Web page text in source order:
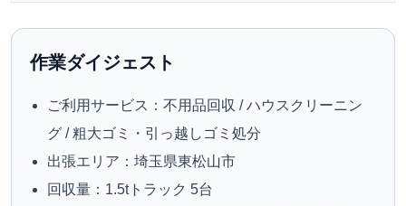
作業ダイジェスト
ご利用サービス：不用品回収 / ハウスクリーニン
グ / 粗大ゴミ・引っ越しゴミ処分
出張エリア：埼玉県東松山市
回収量：1.5tトラック 5台